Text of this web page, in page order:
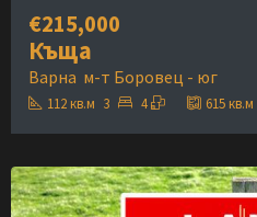
€215,000
Къща
Варна м-т Боровец - юг
112 кв.м 3 4 615 кв.м